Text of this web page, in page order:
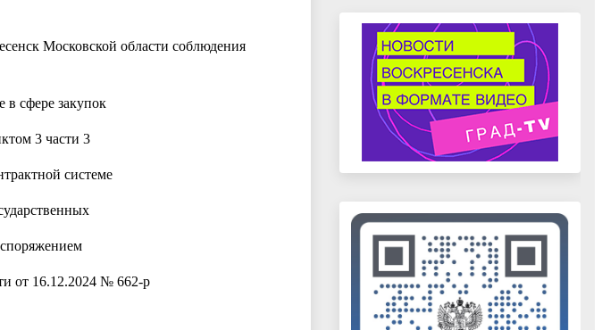
Московской области соблюдения
сфере закупок
3 части 3
системе
от 16.12.2024 № 662-р